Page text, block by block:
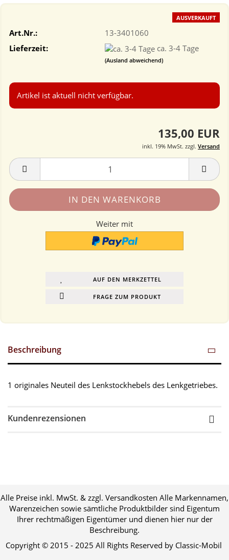
AUSVERKAUFT
Art.Nr.:
13-3401060
Lieferzeit:
ca. 3-4 Tage
(Ausland abweichend)
Artikel ist aktuell nicht verfügbar.
135,00 EUR
inkl. 19% MwSt. zzgl. Versand
Weiter mit
AUF DEN MERKZETTEL
FRAGE ZUM PRODUKT
Beschreibung
1 originales Neuteil des Lenkstockhebels des Lenkgetriebes.
Kundenrezensionen
Alle Preise inkl. MwSt. & zzgl. Versandkosten Alle Markennamen,
Warenzeichen sowie sämtliche Produktbilder sind Eigentum
Ihrer rechtmäßigen Eigentümer und dienen hier nur der
Beschreibung.
Copyright © 2015 - 2025 All Rights Reserved by Classic-Mobil